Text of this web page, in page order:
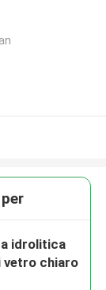
idrolitica
chiaro